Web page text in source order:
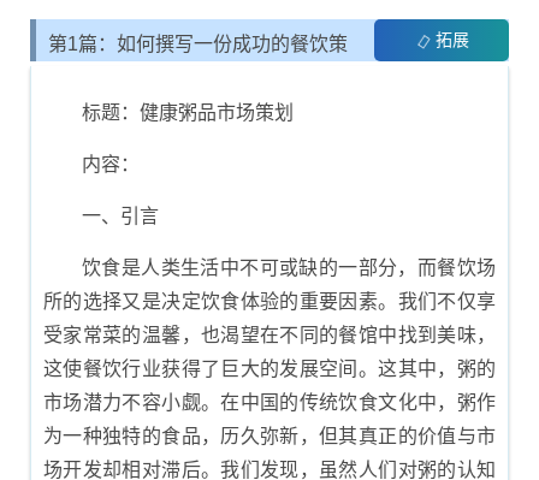
第1篇：如何撰写一份成功的餐饮策 拓展
标题：健康粥品市场策划
内容：
一、引言
饮食是人类生活中不可或缺的一部分，而餐饮场
所的选择又是决定饮食体验的重要因素。我们不仅享
受家常菜的温馨，也渴望在不同的餐馆中找到美味，
这使餐饮行业获得了巨大的发展空间。这其中，粥的
市场潜力不容小觑。在中国的传统饮食文化中，粥作
为一种独特的食品，历久弥新，但其真正的价值与市
场开发却相对滞后。我们发现，虽然人们对粥的认知